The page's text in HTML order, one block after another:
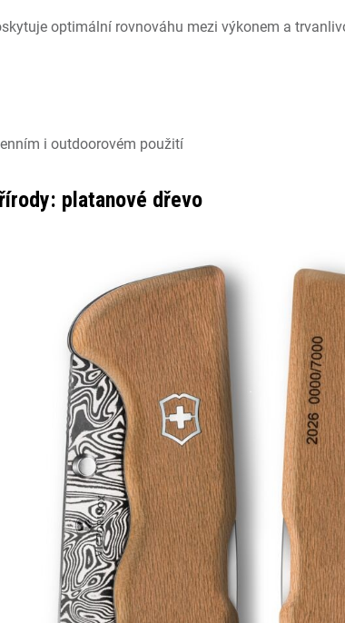
optimální rovnováhu mezi výkonem a
i outdoorovém použití
platanové dřevo